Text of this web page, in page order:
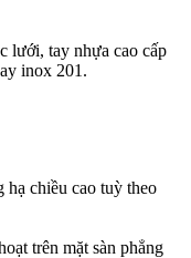
lưới, tay nhựa cao cấp
inox 201.
hạ chiều cao tuỳ theo
trên mặt sàn phẳng